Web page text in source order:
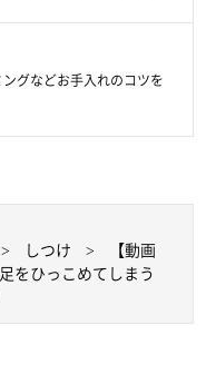
グなどお手入れのコツを
しつけ
【動画
をひっこめてしまう